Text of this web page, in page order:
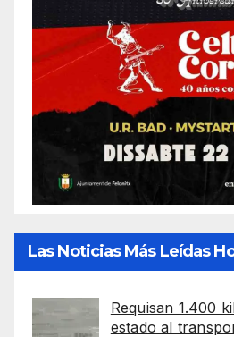
Las Noticias Más Leídas
Requisan 1.400
estado al